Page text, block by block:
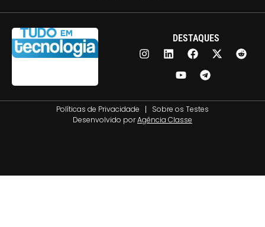
DESTAQUES
Políticas de Privacidade
Sobre os Testes
Desenvolvido porAgência Classe